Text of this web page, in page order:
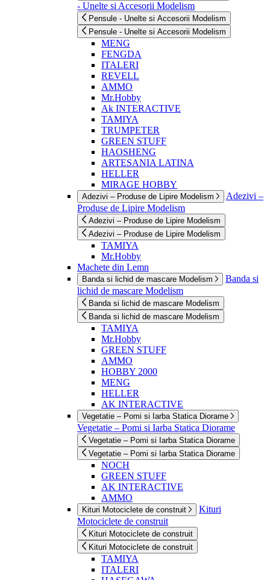
- Unelte si Accesorii Modelism
Pensule - Unelte si Accesorii Modelism
Pensule - Unelte si Accesorii Modelism
MENG
FENGDA
ITALERI
REVELL
AMMO
Mr.Hobby
Ak INTERACTIVE
TAMIYA
TRUMPETER
GREEN STUFF
HAOSHENG
ARTESANIA LATINA
HELLER
MIRAGE HOBBY
Adezivi – Produse de Lipire Modelism
Adezivi –
Produse de Lipire Modelism
Adezivi – Produse de Lipire Modelism
Adezivi – Produse de Lipire Modelism
TAMIYA
Mr.Hobby
Machete din Lemn
Banda si lichid de mascare Modelism
Banda si
lichid de mascare Modelism
Banda si lichid de mascare Modelism
Banda si lichid de mascare Modelism
TAMIYA
Mr.Hobby
GREEN STUFF
AMMO
HOBBY 2000
MENG
HELLER
AK INTERACTIVE
Vegetatie – Pomi si Iarba Statica Diorame
Vegetatie – Pomi si Iarba Statica Diorame
Vegetatie – Pomi si Iarba Statica Diorame
Vegetatie – Pomi si Iarba Statica Diorame
NOCH
GREEN STUFF
AK INTERACTIVE
AMMO
Kituri Motociclete de construit
Kituri
Motociclete de construit
Kituri Motociclete de construit
Kituri Motociclete de construit
TAMIYA
ITALERI